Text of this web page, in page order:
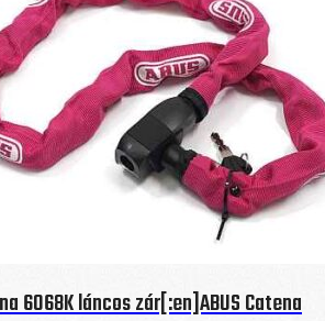
6068K láncos zár[:en]ABUS Catena